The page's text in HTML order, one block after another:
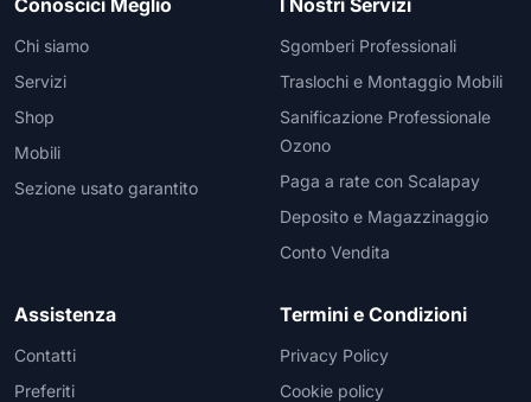
Chi siamo
Servizi
Shop
Mobili
Sezione usato garantito
Sgomberi Professionali
Traslochi e Montaggio Mobili
Sanificazione Professionale
Ozono
Paga a rate con Scalapay
Deposito e Magazzinaggio
Conto Vendita
Assistenza
Contatti
Preferiti
Termini e Condizioni
Privacy Policy
Cookie policy